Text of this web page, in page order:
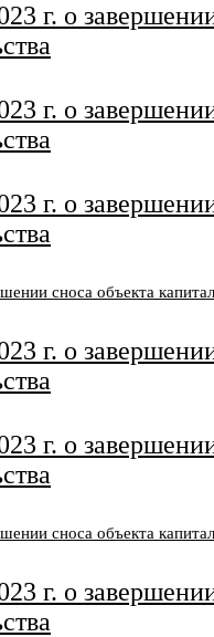
г. о
г. о
г. о
сноса объекта
г. о
г. о
сноса объекта
г. о